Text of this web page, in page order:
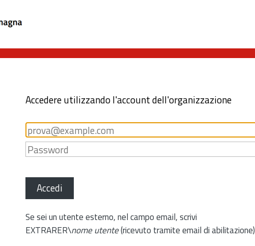
Accedere utilizzando l'account dell'organizzazione
Accedi
Se sei un utente esterno, nel campo email, scrivi
EXTRARER\nome utente(ricevuto tramite email di abilitazione)